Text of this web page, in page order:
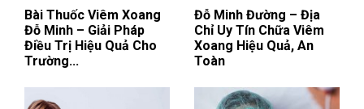
Bài Thuốc Viêm Xoang
Đỗ Minh – Giải Pháp
Điều Trị Hiệu Quả Cho
Trường...
Đỗ Minh Đường – Địa
Chỉ Uy Tín Chữa Viêm
Xoang Hiệu Quả, An
Toàn